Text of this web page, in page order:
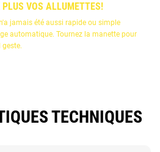
PLUS VOS ALLUMETTES!
jamais été aussi rapide ou simple
automatique. Tournez la manette pour
TECHNIQUES